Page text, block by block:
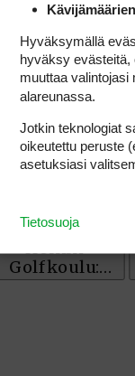
Hyväksymällä
hyväksy evästeitä,
muuttaa valintojasi
alareunassa.
Jotkin teknologiat
oikeutettu peruste
asetuksiasi
Tietosuoja